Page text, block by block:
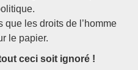
les droits de l’homme
le papier.
ceci soit ignoré !